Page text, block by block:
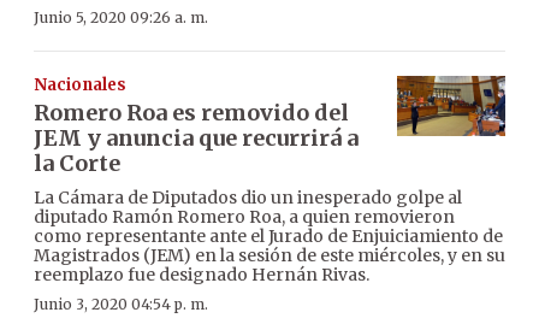
Junio 5, 2020 09:26 a. m.
Nacionales
Romero Roa es removido del
JEM y anuncia que recurrirá a
la Corte
La Cámara de Diputados dio un inesperado golpe al
diputado Ramón Romero Roa, a quien removieron
como representante ante el Jurado de Enjuiciamiento de
Magistrados (JEM) en la sesión de este miércoles, y en su
reemplazo fue designado Hernán Rivas.
Junio 3, 2020 04:54 p. m.